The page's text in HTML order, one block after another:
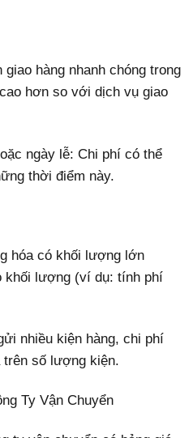
hàng nhanh chóng trong
hơn so với dịch vụ giao
ngày lễ: Chi phí có thể
thời điểm này.
hóa có khối lượng lớn
lượng (ví dụ: tính phí
nhiều kiện hàng, chi phí
số lượng kiện.
Ty Vận Chuyển